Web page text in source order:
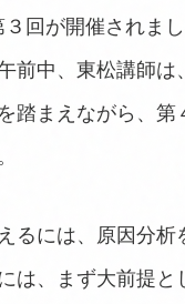
回が開催されまし
前中、東松講師
まえながら、第
には、原因分
は、まず大前提